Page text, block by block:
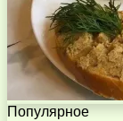
Популярное